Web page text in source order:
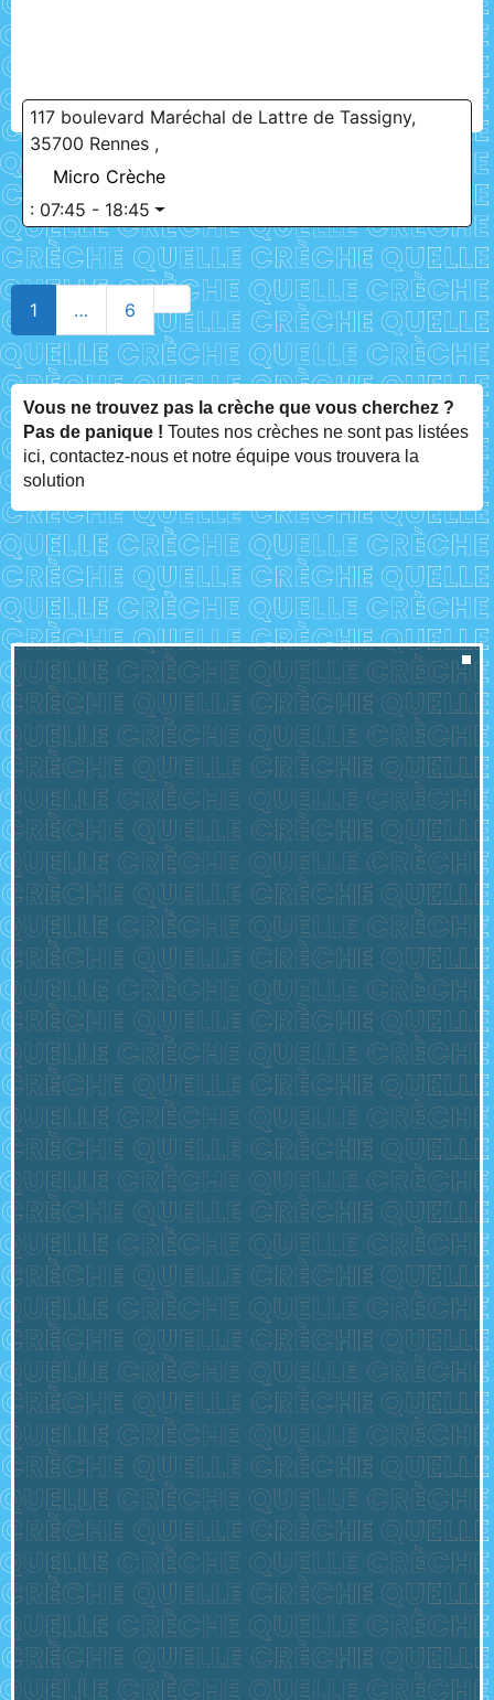
117 boulevard Maréchal de Lattre de Tassigny,
35700 Rennes ,
Micro Crèche
: 07:45 - 18:45
1 … 6 Older posts
Vous ne trouvez pas la crèche que vous cherchez ?
Pas de panique ! Toutes nos crèches ne sont pas listées
ici, contactez-nous et notre équipe vous trouvera la
solution